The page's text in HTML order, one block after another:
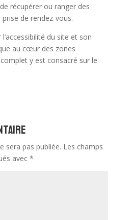
récupérer ou ranger des
de rendez-vous.
du site et son
au cœur des zones
y est consacré sur le
sera pas publiée. Les champs
avec *